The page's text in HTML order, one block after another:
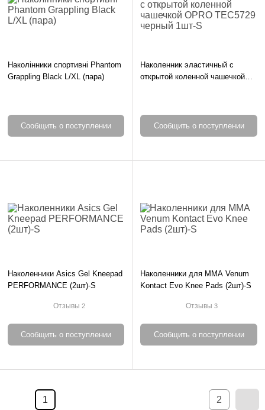
Наколінники спортивні Phantom
Grappling Black L/XL (пара)
Сообщить о поступлении
Наколенник эластичный с
открытой коленной чашечкой
Сообщить о поступлении
Наколенники Asics Gel Kneepad
PERFORMANCE (2шт)-S
Отзывы2
Сообщить о поступлении
Наколенники для ММА Venum
Kontact Evo Knee Pads (2шт)-S
Отзывы3
Сообщить о поступлении
1 2